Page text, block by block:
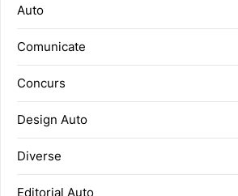
Auto
Comunicate
Concurs
Design Auto
Diverse
Editorial Auto